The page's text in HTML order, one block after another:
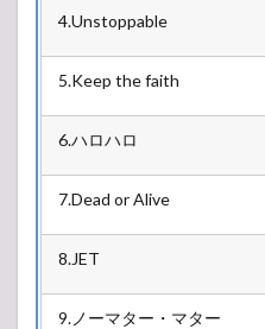
IGNITE
日程・
スケジ
3
ンケ
ー
投票
4.Unstoppable
5.Keep the faith
6.ハロハロ
7.Dead or Alive
8.JET
9.ノーマター・マター